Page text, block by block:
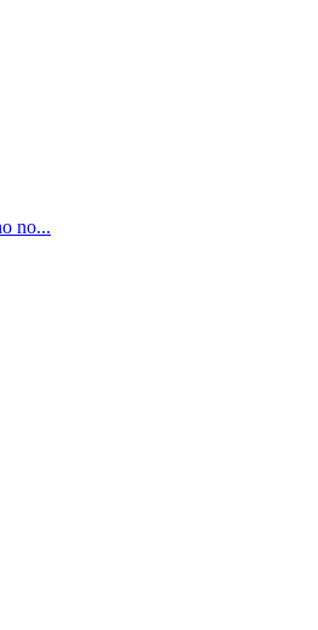
no...